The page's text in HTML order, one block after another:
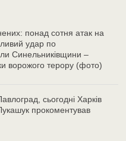
понад сотня атак на
удар по
Синельниківщини –
ворожого терору (фото)
сьогодні Харків
прокоментував